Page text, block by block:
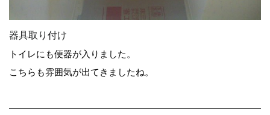
器具取り付け
トイレにも便器が入りました。
こちらも雰囲気が出てきましたね。